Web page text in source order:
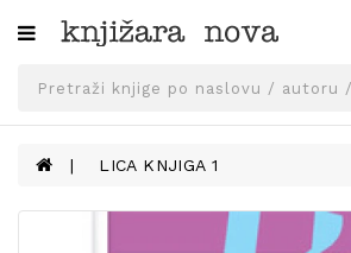
Kategorije
SVEUČILIŠNA
UDŽBENICI
KNJIGE
LICA KNJIGA 1